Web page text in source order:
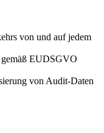
von und auf jedem
gemäß EUDSGVO
von Audit-Daten